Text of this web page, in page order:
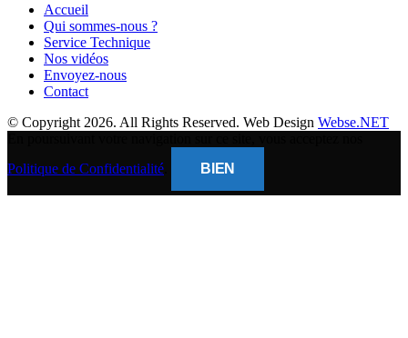
Accueil
Qui sommes-nous ?
Service Technique
Nos vidéos
Envoyez-nous
Contact
© Copyright 2026. All Rights Reserved. Web Design Webse.NET
Politique de Confidentialité
BIEN